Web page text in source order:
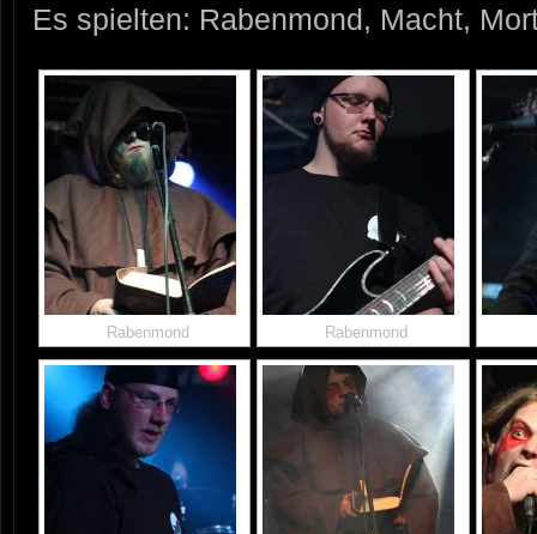
Es spielten: Rabenmond, Macht,
Rabenmond Rabenmond